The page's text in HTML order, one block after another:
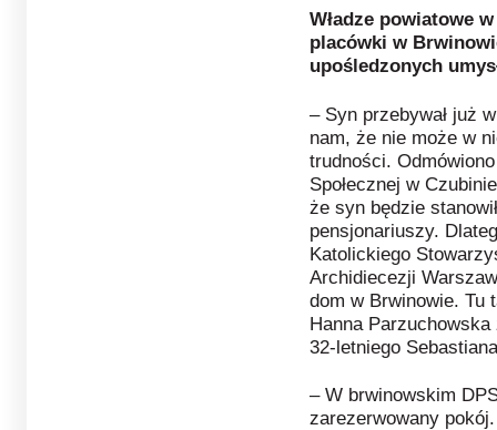
Władze powiatowe
placówki w
upośledzonych
– Syn przebywał już
nam, że nie może w
trudności.
Społecznej w
że syn będzie
pensjonariuszy.
Katolickiego
Archidiecezji
dom w Brwinowie. Tu
Hanna
32-letniego
– W brwinowskim
zarezerwowany